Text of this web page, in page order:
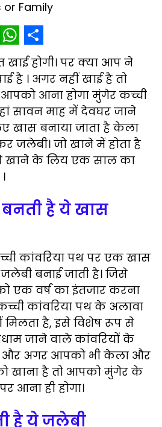
or Family
W
h
a
t
s
A
p
p
S
h
a
r
e
होगी। पर क्या आप ने
है । अगर नहीं खाई है तो
आना होगा मुंगेर कच्ची
सावन माह में देवघर जाने
खास बनाया जाता है केला
जलेबी। जो खाने में होता है
खाने के लिय एक साल का
है ये खास
कांवरिया पथ पर एक खास
बनाई जाती है। जिसे
एक वर्ष का इंतजार करना
कांवरिया पथ के अलावा
मिलता है, इसे विशेष रूप से
जाने वाले कांवरियों के
और अगर आपको भी केला और
खाना है तो आपको मुंगेर के
आना ही होगा।
है ये जलेबी